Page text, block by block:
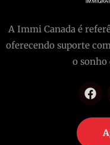
A Immi Canada é
oferecendo suporte
o sonho